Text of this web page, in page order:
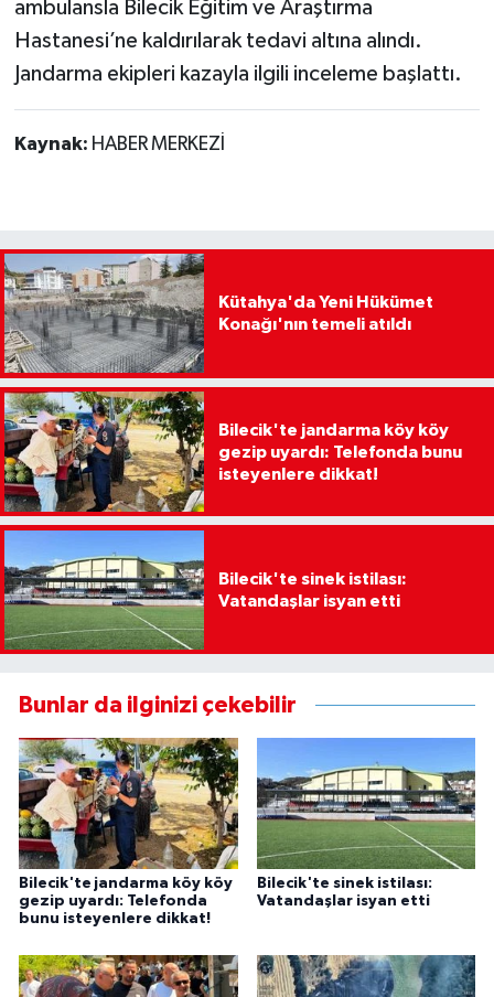
ambulansla Bilecik Eğitim ve Araştırma
Hastanesi’ne kaldırılarak tedavi altına alındı.
Jandarma ekipleri kazayla ilgili inceleme başlattı.
Kaynak: HABER MERKEZİ
Kütahya'da Yeni Hükümet
Konağı'nın temeli atıldı
Bilecik'te jandarma köy köy
gezip uyardı: Telefonda bunu
isteyenlere dikkat!
Bilecik'te sinek istilası:
Vatandaşlar isyan etti
Bunlar da ilginizi çekebilir
Bilecik'te jandarma köy köy
gezip uyardı: Telefonda
bunu isteyenlere dikkat!
Bilecik'te sinek istilası:
Vatandaşlar isyan etti